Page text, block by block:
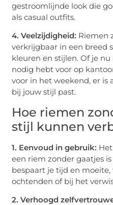
gestroomlijnde look die
als casual outfits.
4. Veelzijdigheid: Riemen
verkrijgbaar in een breed
kleuren en stijlen. Of je
nodig hebt voor op
voor in het weekend, er
bij jouw stijl past.
Hoe riemen
stijl kunnen
1. Eenvoud in gebruik:
een riem zonder gaatjes
bespaart je tijd en
ochtenden of bij het
2. Verhoogd